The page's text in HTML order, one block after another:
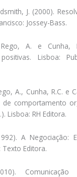
J. (2000).
Jossey-Bass.
A. e Cunha,
Lisboa:
A., Cunha, R.C. e
de comportamento
Lisboa: RH Editora.
A Negociação:
Texto Editora.
Comunicação